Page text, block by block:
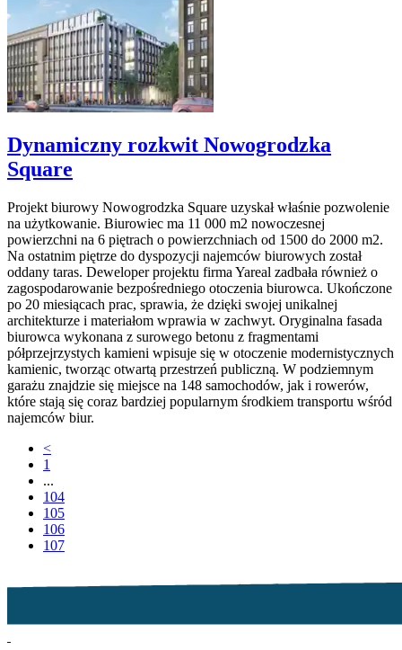
Dynamiczny rozkwit Nowogrodzka
Square
Projekt biurowy Nowogrodzka Square uzyskał właśnie pozwolenie
na użytkowanie. Biurowiec ma 11 000 m2 nowoczesnej
powierzchni na 6 piętrach o powierzchniach od 1500 do 2000 m2.
Na ostatnim piętrze do dyspozycji najemców biurowych został
oddany taras. Deweloper projektu firma Yareal zadbała również o
zagospodarowanie bezpośredniego otoczenia biurowca. Ukończone
po 20 miesiącach prac, sprawia, że dzięki swojej unikalnej
architekturze i materiałom wprawia w zachwyt. Oryginalna fasada
biurowca wykonana z surowego betonu z fragmentami
półprzejrzystych kamieni wpisuje się w otoczenie modernistycznych
kamienic, tworząc otwartą przestrzeń publiczną. W podziemnym
garażu znajdzie się miejsce na 148 samochodów, jak i rowerów,
które stają się coraz bardziej popularnym środkiem transportu wśród
najemców biur.
<
1
...
104
105
106
107